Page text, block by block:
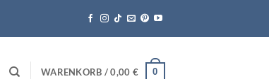
WARENKORB /0,00 € 0